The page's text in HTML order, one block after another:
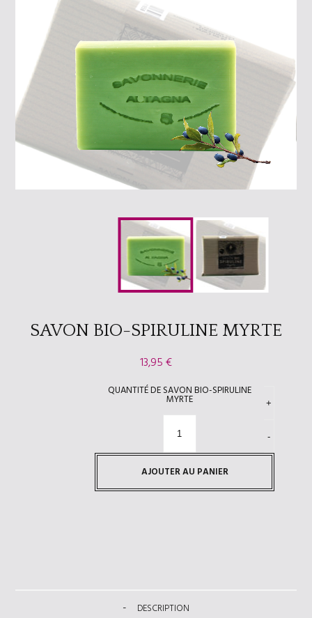
SAVON BIO-SPIRULINE MYRTE
13,95€
QUANTITÉ DE SAVON BIO-SPIRULINE
MYRTE
AJOUTER AU PANIER
DESCRIPTION